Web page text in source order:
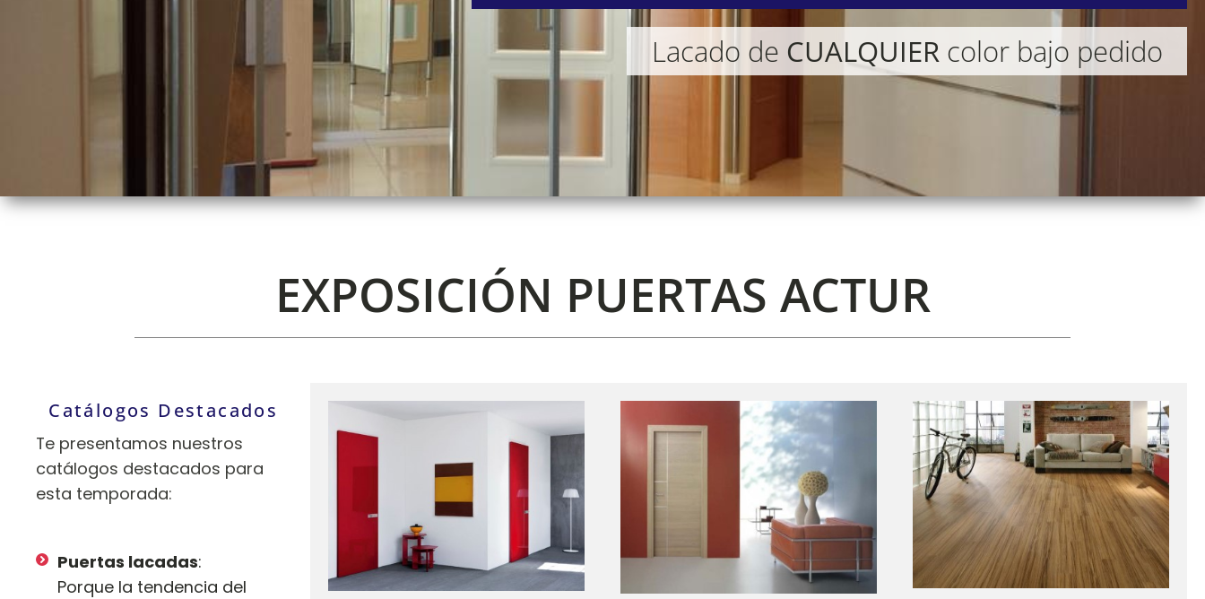
Lacado de CUALQUIERcolor bajo pedido
EXPOSICIÓN PUERTAS ACTUR
Catálogos Destacados
Te presentamos nuestros
catálogos destacados para
esta temporada:
Puertas lacadas:
Porque la tendencia del